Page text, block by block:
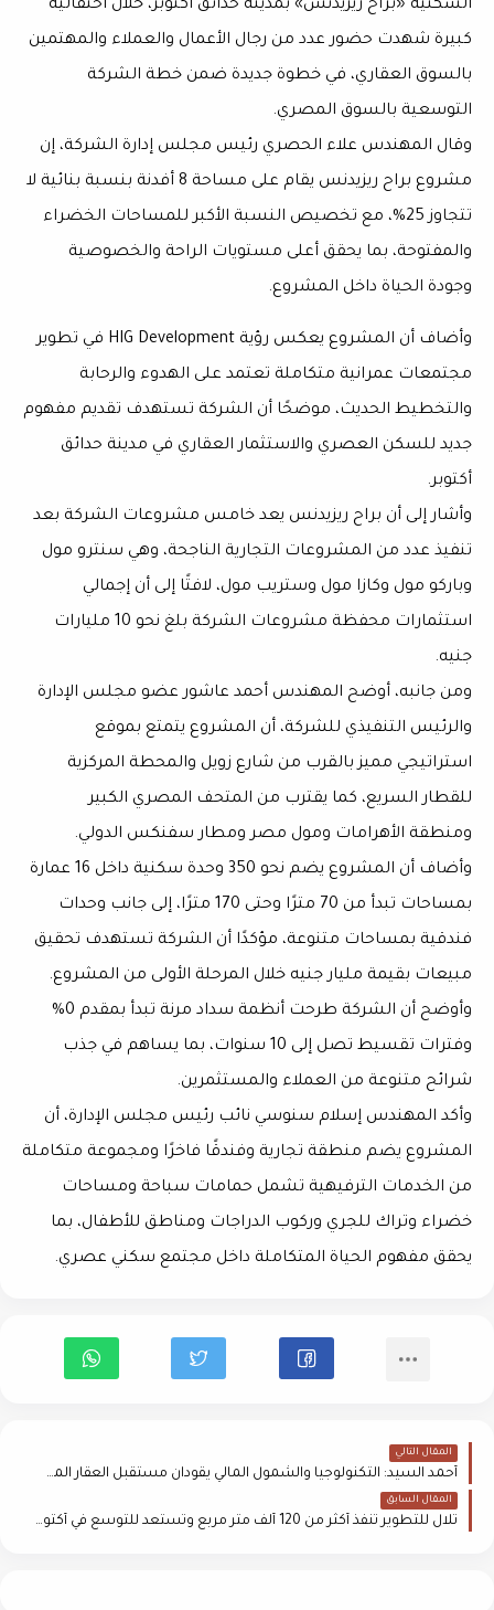
السكنية «براح ريزيدنس» بمدينة حدائق أكتوبر، خلال احتفالية
كبيرة شهدت حضور عدد من رجال الأعمال والعملاء والمهتمين
بالسوق العقاري، في خطوة جديدة ضمن خطة الشركة
التوسعية بالسوق المصري.
وقال المهندس علاء الحصري رئيس مجلس إدارة الشركة، إن
مشروع براح ريزيدنس يقام على مساحة 8 أفدنة بنسبة بنائية لا
تتجاوز 25%، مع تخصيص النسبة الأكبر للمساحات الخضراء
والمفتوحة، بما يحقق أعلى مستويات الراحة والخصوصية
وجودة الحياة داخل المشروع.
وأضاف أن المشروع يعكس رؤية HIG Development في تطوير
مجتمعات عمرانية متكاملة تعتمد على الهدوء والرحابة
والتخطيط الحديث، موضحًا أن الشركة تستهدف تقديم مفهوم
جديد للسكن العصري والاستثمار العقاري في مدينة حدائق
أكتوبر.
وأشار إلى أن براح ريزيدنس يعد خامس مشروعات الشركة بعد
تنفيذ عدد من المشروعات التجارية الناجحة، وهي سنترو مول
وباركو مول وكازا مول وستريب مول، لافتًا إلى أن إجمالي
استثمارات محفظة مشروعات الشركة بلغ نحو 10 مليارات
جنيه.
ومن جانبه، أوضح المهندس أحمد عاشور عضو مجلس الإدارة
والرئيس التنفيذي للشركة، أن المشروع يتمتع بموقع
استراتيجي مميز بالقرب من شارع زويل والمحطة المركزية
للقطار السريع، كما يقترب من المتحف المصري الكبير
ومنطقة الأهرامات ومول مصر ومطار سفنكس الدولي.
وأضاف أن المشروع يضم نحو 350 وحدة سكنية داخل 16 عمارة
بمساحات تبدأ من 70 مترًا وحتى 170 مترًا، إلى جانب وحدات
فندقية بمساحات متنوعة، مؤكدًا أن الشركة تستهدف تحقيق
مبيعات بقيمة مليار جنيه خلال المرحلة الأولى من المشروع.
وأوضح أن الشركة طرحت أنظمة سداد مرنة تبدأ بمقدم 0%
وفترات تقسيط تصل إلى 10 سنوات، بما يساهم في جذب
شرائح متنوعة من العملاء والمستثمرين.
وأكد المهندس إسلام سنوسي نائب رئيس مجلس الإدارة، أن
المشروع يضم منطقة تجارية وفندقًا فاخرًا ومجموعة متكاملة
من الخدمات الترفيهية تشمل حمامات سباحة ومساحات
خضراء وتراك للجري وركوب الدراجات ومناطق للأطفال، بما
يحقق مفهوم الحياة المتكاملة داخل مجتمع سكني عصري.
المقال التالي
أحمد السيد: التكنولوجيا والشمول المالي يقودان مستقبل العقار المصري
المقال السابق
تلال للتطوير تنفذ أكثر من 120 ألف متر مربع وتستعد للتوسع في أكتوبر وزايد والتجمع